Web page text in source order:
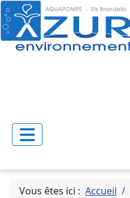
Vous êtes ici : Accueil